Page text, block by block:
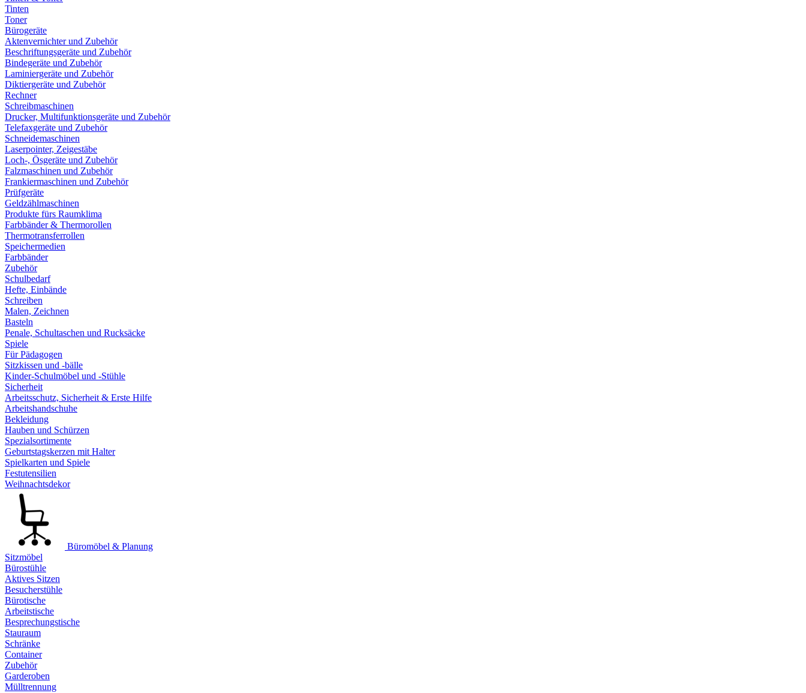
Tinten
Toner
Bürogeräte
Aktenvernichter und Zubehör
Beschriftungsgeräte und Zubehör
Bindegeräte und Zubehör
Laminiergeräte und Zubehör
Diktiergeräte und Zubehör
Rechner
Schreibmaschinen
Drucker, Multifunktionsgeräte und Zubehör
Telefaxgeräte und Zubehör
Schneidemaschinen
Laserpointer, Zeigestäbe
Loch-, Ösgeräte und Zubehör
Falzmaschinen und Zubehör
Frankiermaschinen und Zubehör
Prüfgeräte
Geldzählmaschinen
Produkte fürs Raumklima
Farbbänder & Thermorollen
Thermotransferrollen
Speichermedien
Farbbänder
Zubehör
Schulbedarf
Hefte, Einbände
Schreiben
Malen, Zeichnen
Basteln
Penale, Schultaschen und Rucksäcke
Spiele
Für Pädagogen
Sitzkissen und -bälle
Kinder-Schulmöbel und -Stühle
Sicherheit
Arbeitsschutz, Sicherheit & Erste Hilfe
Arbeitshandschuhe
Bekleidung
Hauben und Schürzen
Spezialsortimente
Geburtstagskerzen mit Halter
Spielkarten und Spiele
Festutensilien
Weihnachtsdekor
Büromöbel & Planung
Sitzmöbel
Bürostühle
Aktives Sitzen
Besucherstühle
Bürotische
Arbeitstische
Besprechungstische
Stauraum
Schränke
Container
Zubehör
Garderoben
Mülltrennung